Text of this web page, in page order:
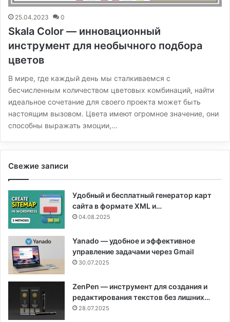
25.04.2023 0
Skala Color — инновационный
инструмент для необычного подбора
цветов
В мире, где каждый день мы сталкиваемся с
бесчисленным количеством цветовых комбинаций, найти
идеальное сочетание для своего проекта может быть
настоящим вызовом. Цвета имеют огромное значение, они
способны выражать эмоции,…
Свежие записи
Удобный и бесплатный генератор карт
сайта в формате XML и…
04.08.2025
Yanado — удобное и эффективное
управление задачами через Gmail
30.07.2025
ZenPen — инструмент для создания и
редактирования текстов без лишних…
28.07.2025